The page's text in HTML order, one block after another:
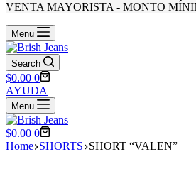
VENTA MAYORISTA - MONTO
Menu
Search
Shopping
cart
$0.00 0
AYUDA
Menu
Shopping
cart
$0.00 0
Home SHORTS SHORT “VALEN”